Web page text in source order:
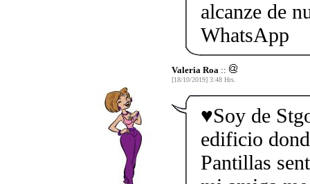
alcanze de
WhatsApp
Valeria Roa ::
[18/10/2019] 3:48 Hrs.
♥️Soy de
edificio
Pantillas